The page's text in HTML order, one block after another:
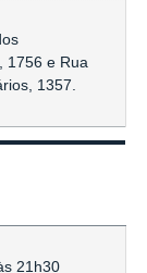
1756 e Rua
1357.
21h30